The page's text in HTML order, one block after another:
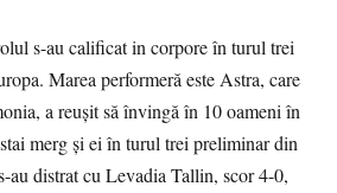
s-au calificat in corpore în turul trei
Marea performeră este Astra, care
a reușit să învingă în 10 oameni în
merg și ei în turul trei preliminar din
au distrat cu Levadia Tallin, scor 4-0,